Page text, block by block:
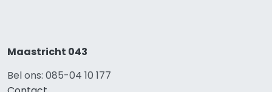
Maastricht 043
Bel ons: 085-04 10 177